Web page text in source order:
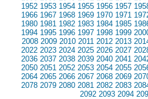
1952 1953 1954 1955 1956 1957
1966 1967 1968 1969 1970 1971
1980 1981 1982 1983 1984 1985
1994 1995 1996 1997 1998 1999
2008 2009 2010 2011 2012 2013
2022 2023 2024 2025 2026 2027
2036 2037 2038 2039 2040 2041
2050 2051 2052 2053 2054 2055
2064 2065 2066 2067 2068 2069
2078 2079 2080 2081 2082 2083
2092 2093 2094